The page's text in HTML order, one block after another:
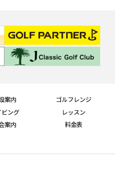
案内
ゴルフレンジ
ビング
レッスン
案内
料金表